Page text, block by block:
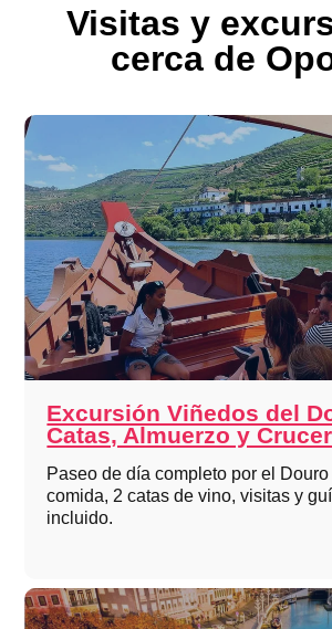
Visitas y
cerca de
Excursión Viñedos del
Catas, Almuerzo y
Paseo de día completo por el
comida, 2 catas de vino, visitas y
incluido.